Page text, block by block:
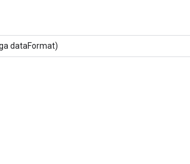
dataFormat)